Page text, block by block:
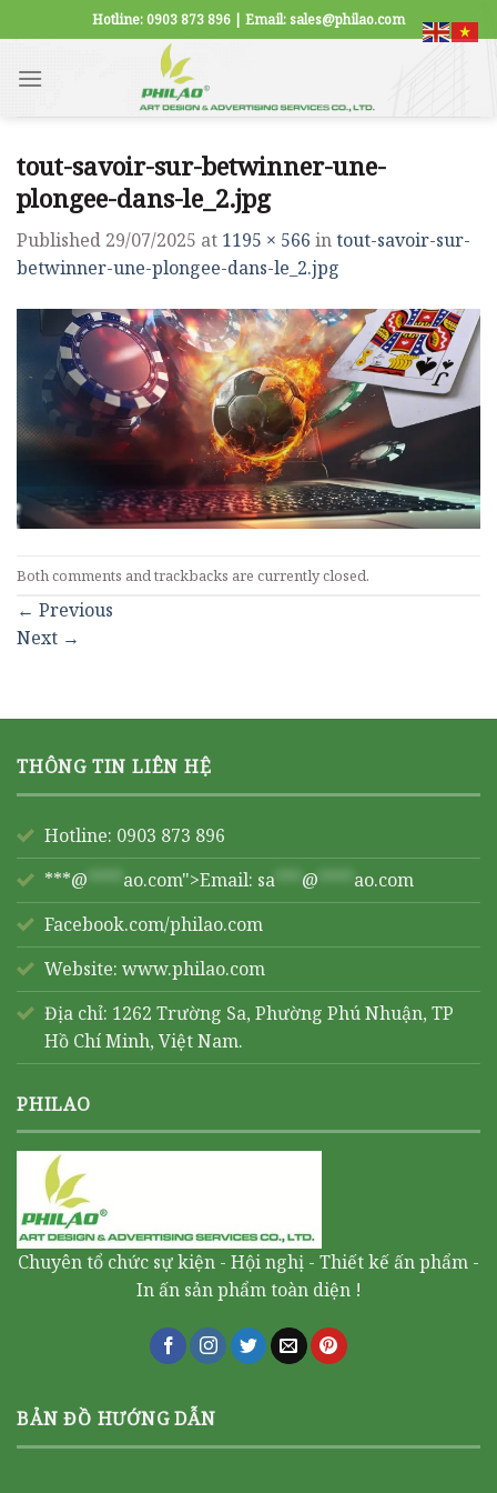
to
content
Hotline: 0903 873 896 | Email: sales@philao.com
tout-savoir-sur-betwinner-une-
plongee-dans-le_2.jpg
Published 29/07/2025 at 1195 × 566 intout-savoir-sur-
betwinner-une-plongee-dans-le_2.jpg
Both comments and trackbacks are currently closed.
← Previous
Next →
THÔNG TIN LIÊN HỆ
Hotline: 0903 873 896
***@ **** ao.com">Email: sa *** @ **** ao.com
Facebook.com/philao.com
Website: www.philao.com
Địa chỉ: 1262 Trường Sa, Phường Phú Nhuận, TP
Hồ Chí Minh, Việt Nam.
PHILAO
Chuyên tổ chức sự kiện - Hội nghị - Thiết kế ấn phẩm -
In ấn sản phẩm toàn diện !
BẢN ĐỒ HƯỚNG DẪN